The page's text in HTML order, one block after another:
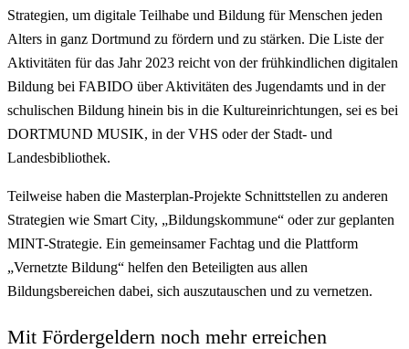
Strategien, um digitale Teilhabe und Bildung für Menschen jeden
Alters in ganz Dortmund zu fördern und zu stärken. Die Liste der
Aktivitäten für das Jahr 2023 reicht von der frühkindlichen digitalen
Bildung bei FABIDO über Aktivitäten des Jugendamts und in der
schulischen Bildung hinein bis in die Kultureinrichtungen, sei es bei
DORTMUND MUSIK, in der VHS oder der Stadt- und
Landesbibliothek.
Teilweise haben die Masterplan-Projekte Schnittstellen zu anderen
Strategien wie Smart City, „Bildungskommune“ oder zur geplanten
MINT-Strategie. Ein gemeinsamer Fachtag und die Plattform
„Vernetzte Bildung“ helfen den Beteiligten aus allen
Bildungsbereichen dabei, sich auszutauschen und zu vernetzen.
Mit Fördergeldern noch mehr erreichen